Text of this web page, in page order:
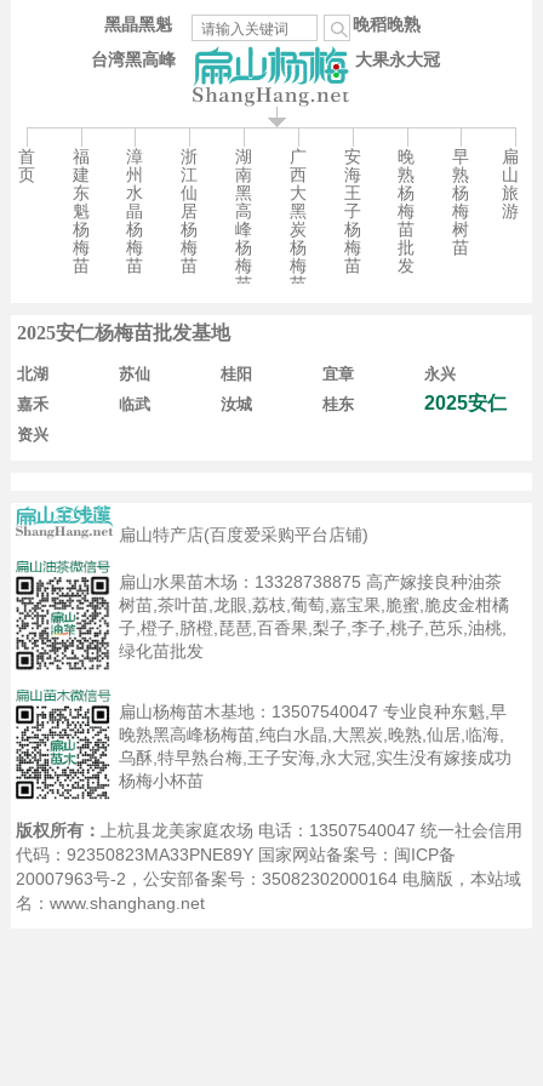
台湾黑高峰
晚稻晚熟
大果永大冠
黑晶黑魁
首
页
福
建
东
魁
杨
梅
苗
漳
州
水
晶
杨
梅
苗
浙
江
仙
居
杨
梅
苗
湖
南
黑
高
峰
杨
梅
苗
广
西
大
黑
炭
杨
梅
苗
安
海
王
子
杨
梅
苗
晚
熟
杨
梅
苗
批
发
早
熟
杨
梅
树
苗
扁
山
旅
游
2025安仁杨梅苗批发基地
北湖 苏仙 桂阳 宜章
永兴
嘉禾
临武 汝城 桂东 2025安仁
资兴
扁山特产店(百度爱采购平台店铺)
扁山水果苗木场： 13328738875 高产嫁接良种油茶
树苗,茶叶苗,龙眼,荔枝,葡萄,嘉宝果,脆蜜,脆皮金柑橘
子,橙子,脐橙,琵琶,百香果,梨子,李子,桃子,芭乐,油桃,
绿化苗批发
扁山杨梅苗木基地： 13507540047 专业良种东魁,早
晚熟黑高峰杨梅苗,纯白水晶,大黑炭,晚熟,仙居,临海,
乌酥,特早熟台梅,王子安海,永大冠,实生没有嫁接成功
杨梅小杯苗
版权所有：
上杭县龙美家庭农场 电话：13507540047 统一社会信用
代码：92350823MA33PNE89Y 国家网站备案号： 闽ICP备
20007963号-2 ，公安部备案号：35082302000164 电脑版 ，本站域
名：www.shanghang.net